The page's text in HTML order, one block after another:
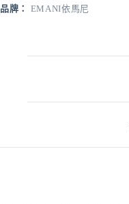
一
品牌： EMANI依馬尼